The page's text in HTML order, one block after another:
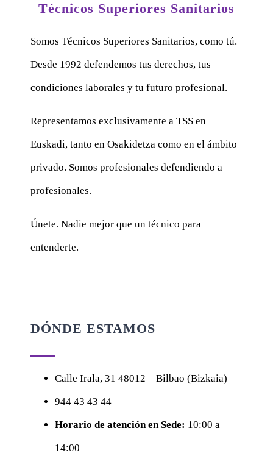
Técnicos Superiores Sanitarios
Somos Técnicos Superiores Sanitarios, como tú.
Desde 1992 defendemos tus derechos, tus
condiciones laborales y tu futuro profesional.
Representamos exclusivamente a TSS en
Euskadi, tanto en Osakidetza como en el ámbito
privado. Somos profesionales defendiendo a
profesionales.
Únete. Nadie mejor que un técnico para
entenderte.
DÓNDE ESTAMOS
Calle Irala, 31 48012 – Bilbao (Bizkaia)
944 43 43 44
Horario de atención en Sede: 10:00 a
14:00